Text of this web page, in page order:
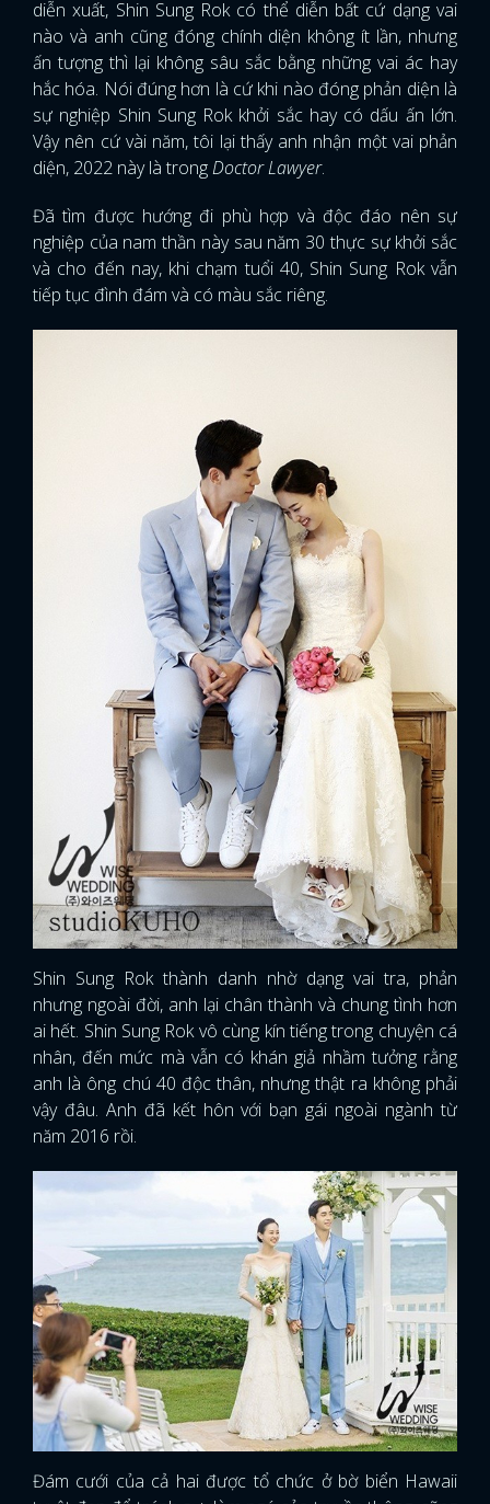
FACEBOOK GOOGLE
diễn xuất, Shin Sung Rok có thể diễn bất cứ dạng vai
nào và anh cũng đóng chính diện không ít lần, nhưng
ấn tượng thì lại không sâu sắc bằng những vai ác hay
hắc hóa. Nói đúng hơn là cứ khi nào đóng phản diện là
sự nghiệp Shin Sung Rok khởi sắc hay có dấu ấn lớn.
Vậy nên cứ vài năm, tôi lại thấy anh nhận một vai phản
diện, 2022 này là trongDoctor Lawyer.
Đã tìm được hướng đi phù hợp và độc đáo nên sự
nghiệp của nam thần này sau năm 30 thực sự khởi sắc
và cho đến nay, khi chạm tuổi 40, Shin Sung Rok vẫn
tiếp tục đình đám và có màu sắc riêng.
Shin Sung Rok thành danh nhờ dạng vai tra, phản
nhưng ngoài đời, anh lại chân thành và chung tình hơn
ai hết. Shin Sung Rok vô cùng kín tiếng trong chuyện cá
nhân, đến mức mà vẫn có khán giả nhầm tưởng rằng
anh là ông chú 40 độc thân, nhưng thật ra không phải
vậy đâu. Anh đã kết hôn với bạn gái ngoài ngành từ
năm 2016 rồi.
Đám cưới của cả hai được tổ chức ở bờ biển Hawaii